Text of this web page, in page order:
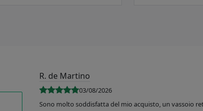
R. de Martino
03/08/2026
Sono molto soddisfatta del mio acquisto, un vassoio